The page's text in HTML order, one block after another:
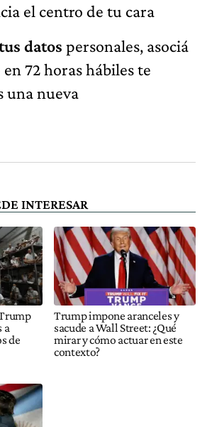
el centro de tu cara
datos personales, asociá
72 horas hábiles te
una nueva
INTERESAR
a
de
Trump impone aranceles y
sacude a Wall Street: ¿Qué
mirar y cómo actuar en este
contexto?